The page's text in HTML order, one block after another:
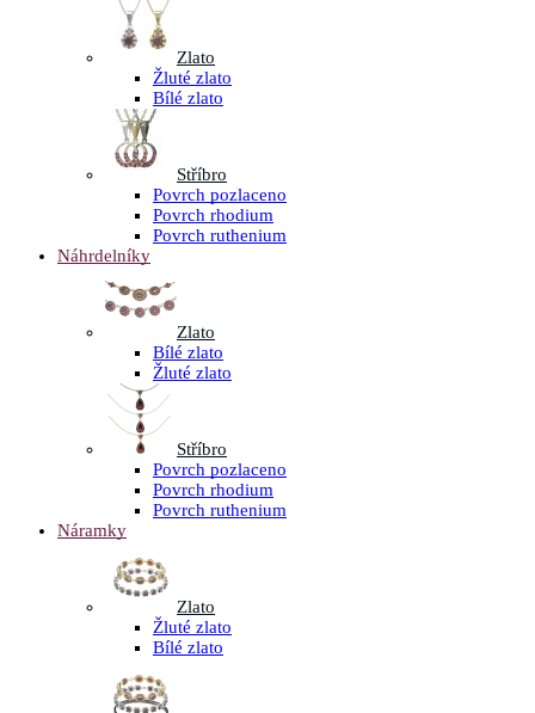
Zlato
Žluté zlato
Bílé zlato
Stříbro
Povrch pozlaceno
Povrch rhodium
Povrch ruthenium
Náhrdelníky
Zlato
Bílé zlato
Žluté zlato
Stříbro
Povrch pozlaceno
Povrch rhodium
Povrch ruthenium
Náramky
Zlato
Žluté zlato
Bílé zlato